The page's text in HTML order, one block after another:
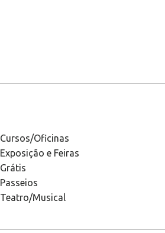
Cursos/Oficinas
Exposição e Feiras
Grátis
Passeios
Teatro/Musical